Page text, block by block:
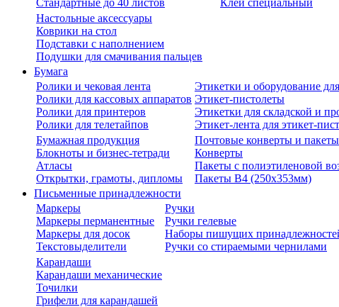
Стандартные до 40 листов
Клей специальный
Настольные аксессуары
Коврики на стол
Подставки с наполнением
Подушки для смачивания пальцев
Бумага
Ролики и чековая лента
Ролики для кассовых аппаратов
Ролики для принтеров
Ролики для телетайпов
Этикетки и оборудование
Этикет-пистолеты
Этикетки для складской и
Этикет-лента для этикет-
Бумажная продукция
Блокноты и бизнес-тетради
Атласы
Открытки, грамоты, дипломы
Почтовые конверты и пакеты
Конверты
Пакеты с полиэтиленовой
Пакеты В4 (250х353мм)
Письменные принадлежности
Маркеры
Маркеры перманентные
Маркеры для досок
Текстовыделители
Ручки
Ручки гелевые
Наборы пишущих
Ручки со стираемыми чернилами
Карандаши
Карандаши механические
Точилки
Грифели для карандашей